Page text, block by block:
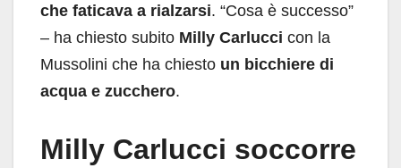
che faticava a rialzarsi. “Cosa è successo”
– ha chiesto subito Milly Carlucci con la
Mussolini che ha chiesto un bicchiere di
acqua e zucchero.
Milly Carlucci soccorre